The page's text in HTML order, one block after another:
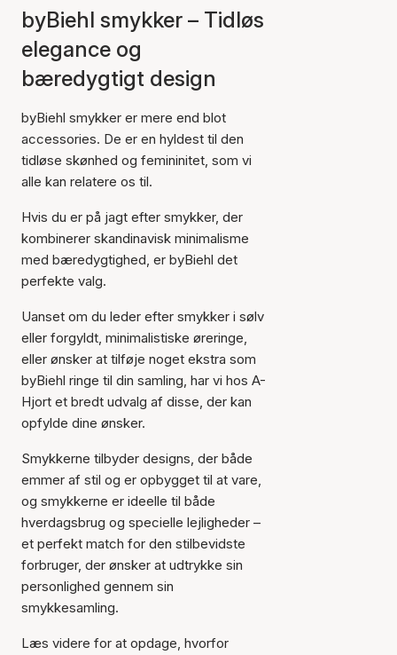
byBiehl smykker – Tidløs
elegance og
bæredygtigt design
byBiehl smykker er mere end blot
accessories. De er en hyldest til den
tidløse skønhed og femininitet, som vi
alle kan relatere os til.
Hvis du er på jagt efter smykker, der
kombinerer skandinavisk minimalisme
med bæredygtighed, er byBiehl det
perfekte valg.
Uanset om du leder efter smykker i sølv
eller forgyldt, minimalistiske øreringe,
eller ønsker at tilføje noget ekstra som
byBiehl ringe til din samling, har vi hos A-
Hjort et bredt udvalg af disse, der kan
opfylde dine ønsker.
Smykkerne tilbyder designs, der både
emmer af stil og er opbygget til at vare,
og smykkerne er ideelle til både
hverdagsbrug og specielle lejligheder –
et perfekt match for den stilbevidste
forbruger, der ønsker at udtrykke sin
personlighed gennem sin
smykkesamling.
Læs videre for at opdage, hvorfor